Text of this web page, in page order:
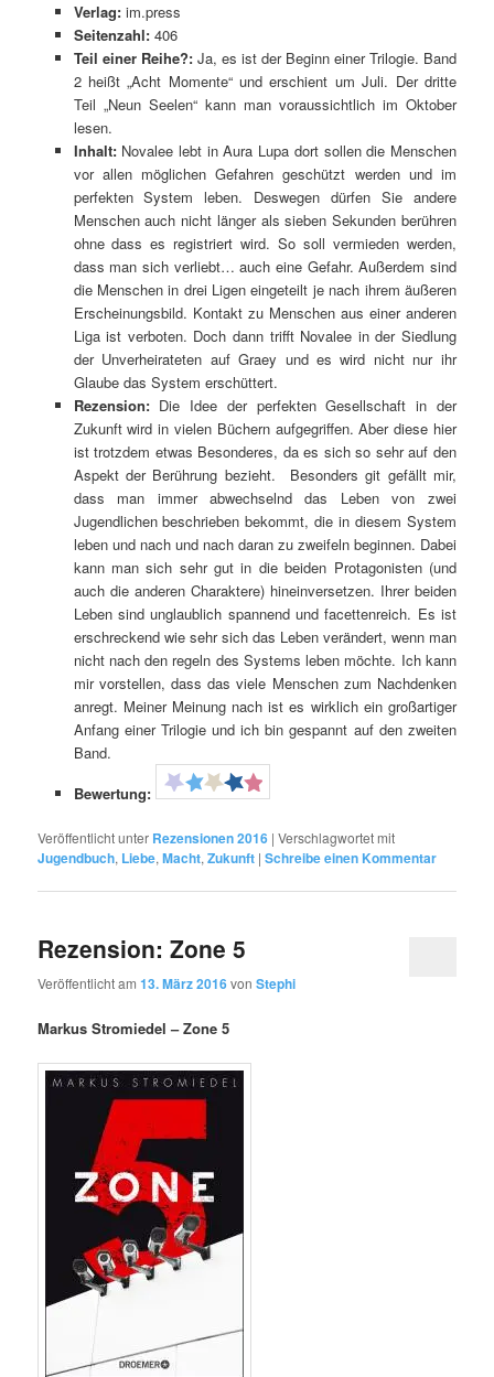
Verlag:im.press
Seitenzahl:406
Teil einer Reihe?: Ja, es ist der Beginn einer Trilogie. Band
2 heißt „Acht Momente“ und erschient um Juli. Der dritte
Teil „Neun Seelen“ kann man voraussichtlich im Oktober
lesen.
Inhalt: Novalee lebt in Aura Lupa dort sollen die Menschen
vor allen möglichen Gefahren geschützt werden und im
perfekten System leben. Deswegen dürfen Sie andere
Menschen auch nicht länger als sieben Sekunden berühren
ohne dass es registriert wird. So soll vermieden werden,
dass man sich verliebt… auch eine Gefahr. Außerdem sind
die Menschen in drei Ligen eingeteilt je nach ihrem äußeren
Erscheinungsbild. Kontakt zu Menschen aus einer anderen
Liga ist verboten. Doch dann trifft Novalee in der Siedlung
der Unverheirateten auf Graey und es wird nicht nur ihr
Glaube das System erschüttert.
Rezension: Die Idee der perfekten Gesellschaft in der
Zukunft wird in vielen Büchern aufgegriffen. Aber diese hier
ist trotzdem etwas Besonderes, da es sich so sehr auf den
Aspekt der Berührung bezieht. Besonders git gefällt mir,
dass man immer abwechselnd das Leben von zwei
Jugendlichen beschrieben bekommt, die in diesem System
leben und nach und nach daran zu zweifeln beginnen. Dabei
kann man sich sehr gut in die beiden Protagonisten (und
auch die anderen Charaktere) hineinversetzen. Ihrer beiden
Leben sind unglaublich spannend und facettenreich. Es ist
erschreckend wie sehr sich das Leben verändert, wenn man
nicht nach den regeln des Systems leben möchte. Ich kann
mir vorstellen, dass das viele Menschen zum Nachdenken
anregt. Meiner Meinung nach ist es wirklich ein großartiger
Anfang einer Trilogie und ich bin gespannt auf den zweiten
Band.
Bewertung:
Veröffentlicht unter Rezensionen 2016 |Verschlagwortet mit
Jugendbuch, Liebe,Macht,Zukunft |Schreibe einen Kommentar
Rezension: Zone 5
Veröffentlicht am13. März 2016vonStephi
Markus Stromiedel – Zone 5